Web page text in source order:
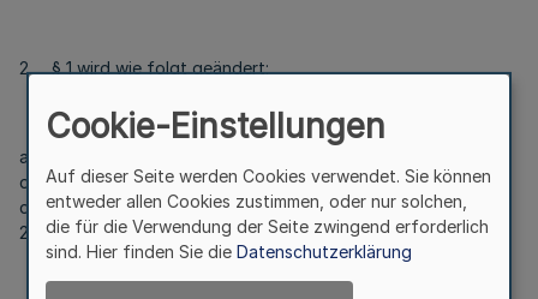
2. § 1 wird wie folgt geändert:
a) In Nummer 1 werden die Wörter „durch Artikel 53
des Gesetzes vom 17. Dezember 2008 (BGBl. I 2586)“ durch
die Wörter „zuletzt durch Artikel 1 des Gesetzes vom 22. Juni
2019 (BGBl. I S. 866)“ ersetzt.
Cookie-Einstellungen
Auf dieser Seite werden Cookies verwendet. Sie können
entweder allen Cookies zustimmen, oder nur solchen,
die für die Verwendung der Seite zwingend erforderlich
sind. Hier finden Sie die Datenschutzerklärung